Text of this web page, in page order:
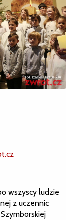
wszyscy ludzie
z uczennic